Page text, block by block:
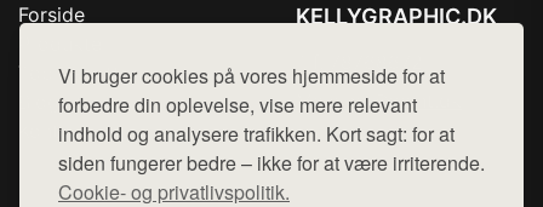
Vi bruger cookies på vores hjemmeside for at
forbedre din oplevelse, vise mere relevant
indhold og analysere trafikken. Kort sagt: for at
siden fungerer bedre – ikke for at være irriterende.
Cookie- og privatlivspolitik.
Forside
Top Rabatter
Blog
Kontakt
KELLYGRAPHIC.DK
Mail: hej@want.dk
Cookie- og privatlivspolitik